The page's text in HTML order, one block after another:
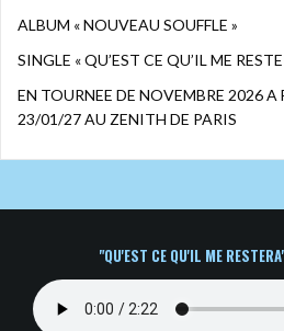
ALBUM « NOUVEAU SOUFFLE »
SINGLE « QU’EST CE QU’IL ME
EN TOURNEE DE NOVEMBRE 2026 A
23/01/27 AU ZENITH DE PARIS
"QU'EST CE QU'IL ME